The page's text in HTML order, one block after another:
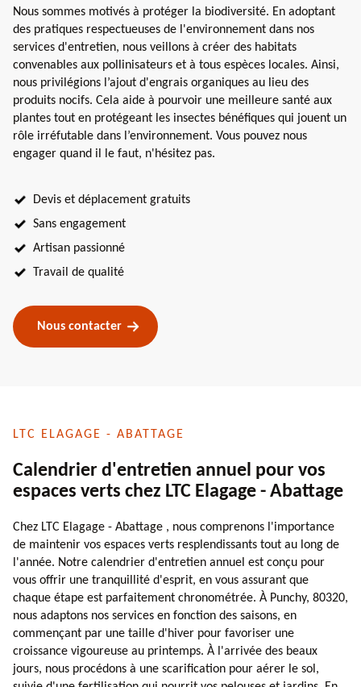
Nous sommes motivés à protéger la biodiversité. En adoptant
des pratiques respectueuses de l'environnement dans nos
services d'entretien, nous veillons à créer des habitats
convenables aux pollinisateurs et à tous espèces locales. Ainsi,
nous privilégions l’ajout d'engrais organiques au lieu des
produits nocifs. Cela aide à pourvoir une meilleure santé aux
plantes tout en protégeant les insectes bénéfiques qui jouent un
rôle irréfutable dans l’environnement. Vous pouvez nous
engager quand il le faut, n'hésitez pas.
Devis et déplacement gratuits
Sans engagement
Artisan passionné
Travail de qualité
Nous contacter
LTC ELAGAGE - ABATTAGE
Calendrier d'entretien annuel pour vos
espaces verts chez LTC Elagage - Abattage
Chez LTC Elagage - Abattage , nous comprenons l'importance
de maintenir vos espaces verts resplendissants tout au long de
l'année. Notre calendrier d'entretien annuel est conçu pour
vous offrir une tranquillité d'esprit, en vous assurant que
chaque étape est parfaitement chronométrée. À Punchy, 80320,
nous adaptons nos services en fonction des saisons, en
commençant par une taille d'hiver pour favoriser une
croissance vigoureuse au printemps. À l'arrivée des beaux
jours, nous procédons à une scarification pour aérer le sol,